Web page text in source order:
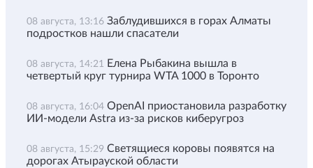
08 августа, 13:16 Заблудившихся в горах Алматы
подростков нашли спасатели
08 августа, 14:21 Елена Рыбакина вышла в
четвертый круг турнира WTA 1000 в Торонто
08 августа, 16:04 OpenAI приостановила разработку
ИИ-модели Astra из-за рисков киберугроз
08 августа, 15:29 Светящиеся коровы появятся на
дорогах Атырауской области